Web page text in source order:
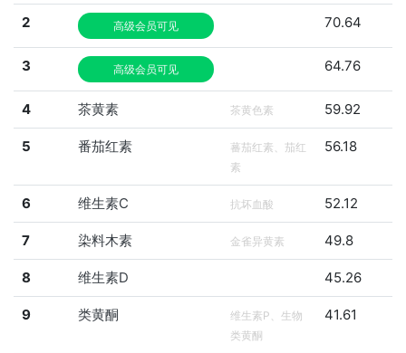
2 高级会员可见 70.64
3 高级会员可见 64.76
4 茶黄素 茶黄色素 59.92
5 番茄红素
蕃茄红素、茄红
素
56.18
6 维生素C 抗坏血酸 52.12
7 染料木素 金雀异黄素 49.8
8 维生素D 45.26
9 类黄酮
维生素P、生物
类黄酮
41.61